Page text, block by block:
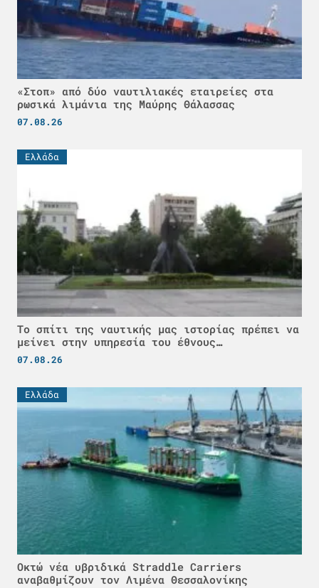
«Στοπ» από δύο ναυτιλιακές εταιρείες στα
ρωσικά λιμάνια της Μαύρης Θάλασσας
07.08.26
Ελλάδα
Το σπίτι της ναυτικής μας ιστορίας πρέπει να
μείνει στην υπηρεσία του έθνους…
07.08.26
Ελλάδα
Οκτώ νέα υβριδικά Straddle Carriers
αναβαθμίζουν τον Λιμένα Θεσσαλονίκης